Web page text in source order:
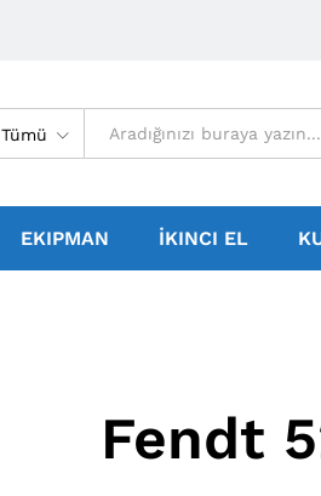
Tümü
EKIPMAN İKINCI EL
Fendt